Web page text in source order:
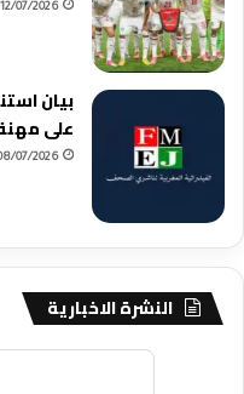
12/07/2026
بيان
على
07/2026
النشرة الاخبارية